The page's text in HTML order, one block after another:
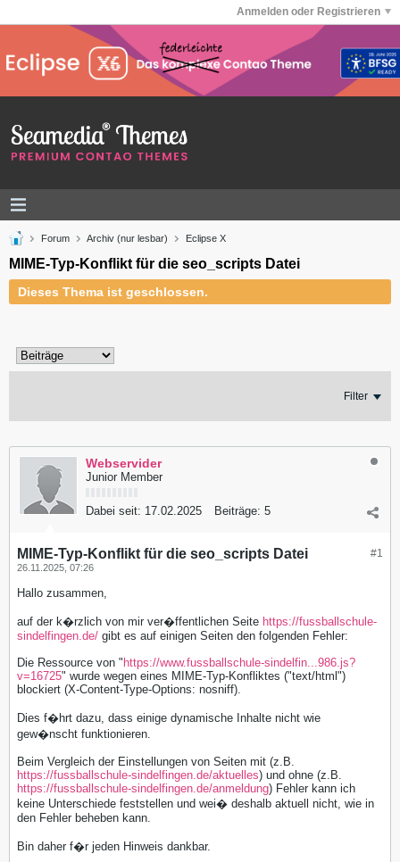
Anmelden oder Registrieren
Forum Archiv (nur lesbar) Eclipse X
MIME-Typ-Konflikt für die seo_scripts Datei
Dieses Thema ist geschlossen.
Filter
Webservider
Junior Member
Dabei seit: 17.02.2025 Beiträge: 5
#1
MIME-Typ-Konflikt für die seo_scripts Datei
26.11.2025, 07:26
Hallo zusammen,
auf der k�rzlich von mir ver�ffentlichen Seite https://fussballschule-
sindelfingen.de/ gibt es auf einigen Seiten den folgenden Fehler:
Die Ressource von "https://www.fussballschule-sindelfin...986.js?
v=16725" wurde wegen eines MIME-Typ-Konfliktes ("text/html")
blockiert (X-Content-Type-Options: nosniff).
Dies f�hrt dazu, dass einige dynamische Inhalte nicht wie
gew�nscht funktionieren.
Beim Vergleich der Einstellungen von Seiten mit (z.B.
https://fussballschule-sindelfingen.de/aktuelles) und ohne (z.B.
https://fussballschule-sindelfingen.de/anmeldung) Fehler kann ich
keine Unterschiede feststellen und wei� deshalb aktuell nicht, wie in
den Fehler beheben kann.
Bin daher f�r jeden Hinweis dankbar.